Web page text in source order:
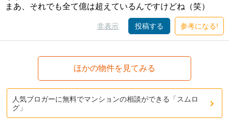
まあ、それでも全て億は超えているんですけどね（笑）
非表示 投稿する 参考になる!
ほかの物件を見てみる
人気ブロガーに無料でマンションの相談ができる「スムロ
グ」